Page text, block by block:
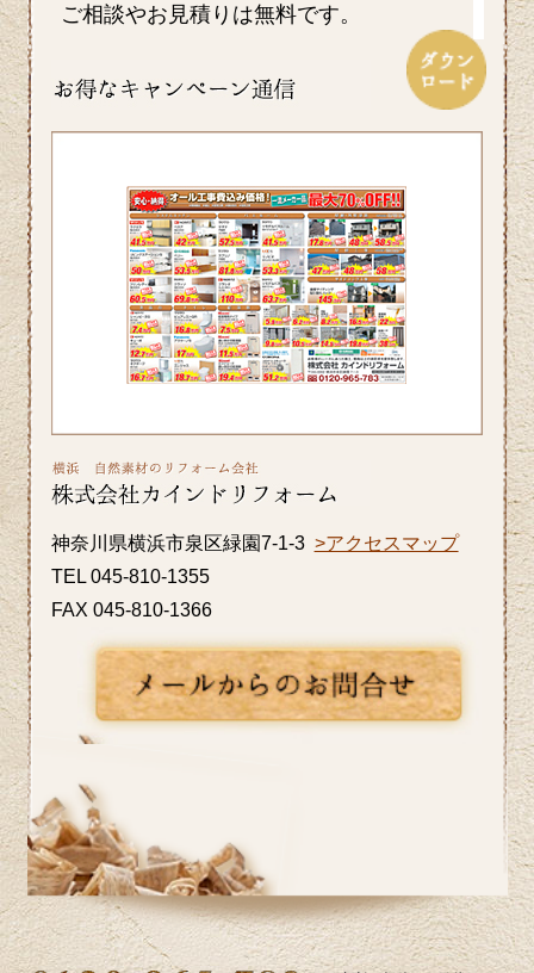
ご相談やお見積りは無料です。
2026/07/17
毎日暑い日が続きますがお元気にお過ご
分を適時摂るなど熱中症対策をしっかり
していきたいですね。ホームページでは
横浜市S区T様邸の屋根・外壁のリフォー
ム事例をアップ致しましたのでご覧くだ
さい。カインドリフォームではお見積
り・ご相談を無料で行っております。お
気軽にお問い合わせください。
皆さま、こんにちは。晴れ間の少ない日
横浜市A区K様邸の浴室・内窓のリフォー
ム事例をアップ致しましたのでご覧くだ
さい。カインドリフォームではお見積
り・ご相談を無料で行っております。お
気軽にお問い合わせください。
いよいよ梅雨入りですね。憂鬱な季節だ
からこそ、お家の中では快適に過ごした
いものです。横浜市I区T様邸のキッチン
リフォーム事例をアップ致しましたので
ご覧ください。カインドリフォームでは
お見積り・ご相談を無料で行っておりま
神奈川県横浜市泉区緑園7-1-3 >アクセスマップ
TEL 045-810-1355
FAX 045-810-1366